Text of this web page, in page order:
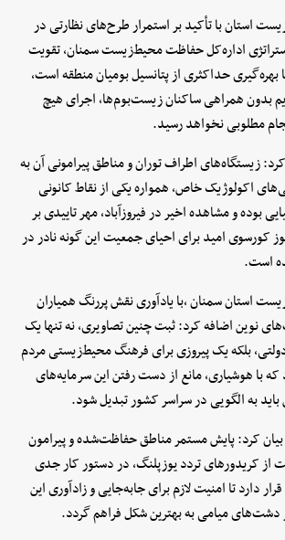
استان با تأکید بر استمرار طرح‌های نظارتی در
اداره‌کل حفاظت محیط‌زیست سمنان، تقویت
حداکثری از پتانسیل بومیان منطقه است،
بدون همراهی ساکنان زیست‌بوم‌ها، اجرای هیچ
مطلوبی نخواهد رسید.
زیستگاه‌های اطراف توران و مناطق پیرامونی آن به
اکولوژیک خاص، همواره یکی از نقاط کانونی
بوده و مشاهده اخیر در فیروزآباد، مهر تاییدی بر
کورسوی امید برای احیای جمعیت این گونه نادر در
است.
استان سمنان ،با یادآوری نقش پررنگ همیاران
نوین اضافه کرد: ثبت چنین تصاویری، نه تنها یک
بلکه یک پیروزی برای فرهنگ محیط‌زیستی مردم
هوشیاری، مانع از دست رفتن این سرمایه‌های
به الگویی در سراسر کشور تبدیل شود.
بیان کرد: پایش مستمر مناطق حفاظت‌شده و پیرامون
از کریدورهای تردد یوزپلنگ، در دستور کار جدی
دارد تا امنیت لازم برای جابه‌جایی و زادآوری این
دشت‌های میامی به بهترین شکل فراهم گردد.